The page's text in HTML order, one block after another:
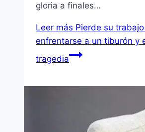
gloria a finales…
Leer más Pierde su
enfrentarse a un tiburón y
tragedia